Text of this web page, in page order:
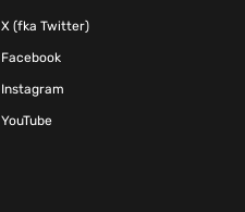
X (fka Twitter)
Facebook
Instagram
YouTube